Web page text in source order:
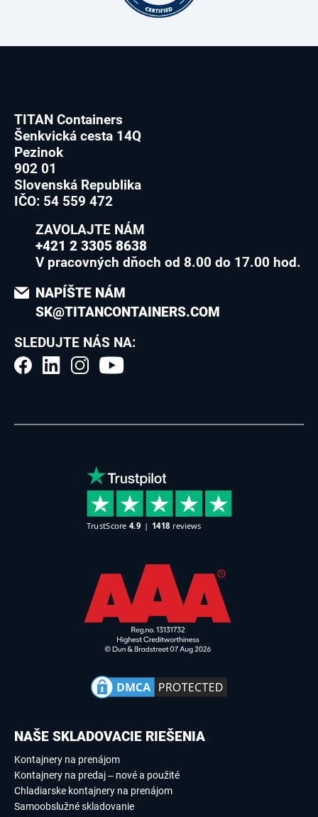
TITAN Containers
Šenkvická cesta 14Q
Pezinok
902 01
Slovenská Republika
IČO: 54 559 472
ZAVOLAJTE NÁM
+421 2 3305 8638
V pracovných dňoch od 8.00 do 17.00 hod.
NAPÍŠTE NÁM
SK@TITANCONTAINERS.COM
SLEDUJTE NÁS NA:
NAŠE SKLADOVACIE RIEŠENIA
Kontajnery na prenájom
Kontajnery na predaj – nové a použité
Chladiarske kontajnery na prenájom
Samoobslužné skladovanie